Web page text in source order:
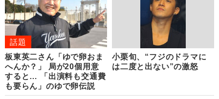
話題
板東英二さん「ゆで卵おま
へんか？」 局が20個用意
すると… 「出演料も交通費
も要らん」のゆで卵伝説
小栗旬、“フジのドラマに
は二度と出ない”の激怒